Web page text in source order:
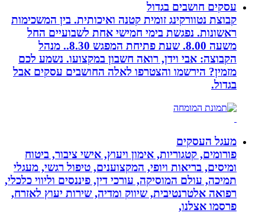
עסקים חושבים בגדול
קבוצת נטוורקינג זומית קטנה ואיכותית. בין המשכימות
ראשונות. נפגשת בימי חמישי אחת לשבועיים החל
משעה 8.00. שעת פתיחת המפגש 8.30.. מנהל
הקבוצה: אבי וידן, רואה חשבון במקצועו. נשמע לכם
מזמין? הירשמו והצטרפו לאלה החושבים עסקים אבל
בגדול.
מעגל העסקים
פורומים, קטגוריות, אימון ויעוץ, אישי ציבור, ביטוח
ומיסים, בריאות ויופי, המקצוענים, טיפול רגשי, מעגלי
תמיכה, עולם המוסיקה, עורכי דין, פיננסים וליווי כלכלי,
רפואה אלטרנטיבית, שיווק ומדיה, שירות יעוץ לאזרח,
פרסמו אצלנו,